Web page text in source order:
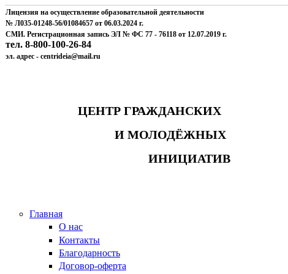
Лицензия на осуществление образовательной деятельности
№ Л035-01248-56/01084657 от 06.03.2024 г.
СМИ. Регистрационная запись ЭЛ № ФС 77 - 76118 от 12.07.2019 г.
тел. 8-800-100-26-84
эл. адрес - centrideia@mail.ru
ЦЕНТР ГРАЖДАНСКИХ
И МОЛОДЁЖНЫХ
ИНИЦИАТИВ
Главная
О нас
Контакты
Благодарность
Договор-оферта